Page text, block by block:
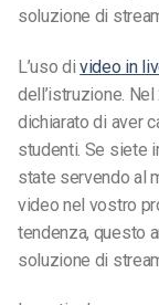
soluzione di
L’uso divideo in
dell’istruzione.
dichiarato di aver
studenti. Se siete
state servendo al
video nel vostro
tendenza, questo
soluzione di